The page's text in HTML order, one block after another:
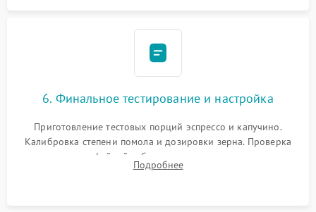
6. Финальное тестирование и настройка
Приготовление тестовых порций эспрессо и капучино.
Калибровка степени помола и дозировки зерна. Проверка
плотности кофейной таблетки, температуры напитка и
качества молочной пены. Контроль отсутствия посторонних
Подробнее